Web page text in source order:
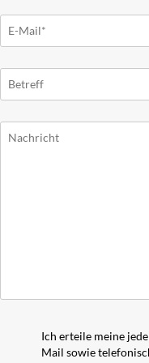
Ich erteile meine
Mail sowie